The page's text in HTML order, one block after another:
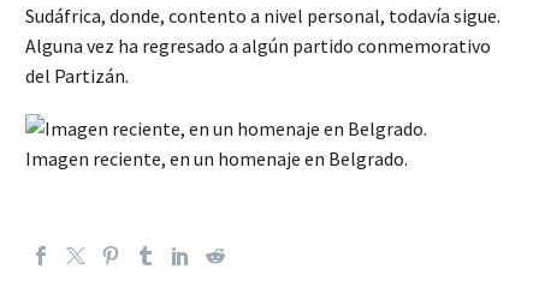
Sudáfrica, donde, contento a nivel personal, todavía sigue.
Alguna vez ha regresado a algún partido conmemorativo
del Partizán.
Imagen reciente, en un homenaje en Belgrado.